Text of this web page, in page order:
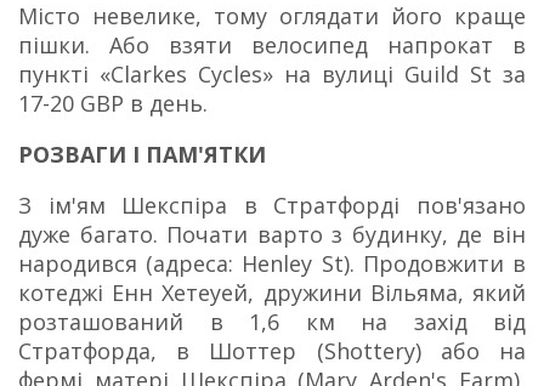
Місто невелике, тому оглядати його краще
пішки. Або взяти велосипед напрокат в
пункті «Clarkes Cycles» на вулиці Guild St за
17-20 GBP в день.
РОЗВАГИ І ПАМ'ЯТКИ
З ім'ям Шекспіра в Стратфорді пов'язано
дуже багато. Почати варто з будинку, де він
народився (адреса: Henley St). Продовжити в
котеджі Енн Хетеуей, дружини Вільяма, який
розташований в 1,6 км на захід від
Стратфорда, в Шоттер (Shottery) або на
фермі матері Шекспіра (Mary Arden's Farm),